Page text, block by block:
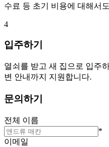
수료 등 초기 비용에 대해서
4
입주하기
열쇠를 받고 새 집으로 입주
변 안내까지 지원합니다.
문의하기
전체 이름
*
이메일